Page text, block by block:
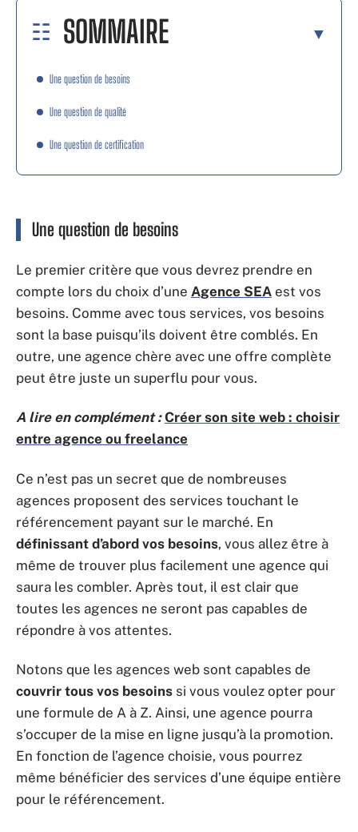
SOMMAIRE
Une question de besoins
Une question de qualité
Une question de certification
Une question de besoins
Le premier critère que vous devrez prendre en
compte lors du choix d’une Agence SEA est vos
besoins. Comme avec tous services, vos besoins
sont la base puisqu’ils doivent être comblés. En
outre, une agence chère avec une offre complète
peut être juste un superflu pour vous.
A lire en complément : Créer son site web : choisir
entre agence ou freelance
Ce n’est pas un secret que de nombreuses
agences proposent des services touchant le
référencement payant sur le marché. En
définissant d’abord vos besoins, vous allez être à
même de trouver plus facilement une agence qui
saura les combler. Après tout, il est clair que
toutes les agences ne seront pas capables de
répondre à vos attentes.
Notons que les agences web sont capables de
couvrir tous vos besoins si vous voulez opter pour
une formule de A à Z. Ainsi, une agence pourra
s’occuper de la mise en ligne jusqu’à la promotion.
En fonction de l’agence choisie, vous pourrez
même bénéficier des services d’une équipe entière
pour le référencement.